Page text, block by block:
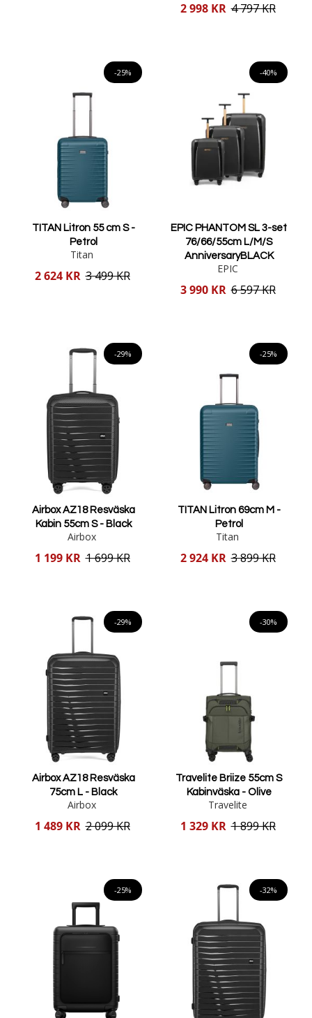
Reducerat
2 998 KR 4 797 KR
-25%
TITAN Litron 55 cm S -
Petrol
Titan
Reducerat
2 624 KR 3 499 KR
-40%
EPIC PHANTOM SL 3-set
76/66/55cm L/M/S
AnniversaryBLACK
EPIC
Reducerat
3 990 KR 6 597 KR
-29%
Airbox AZ18 Resväska
Kabin 55cm S - Black
Airbox
Reducerat
1 199 KR 1 699 KR
-25%
TITAN Litron 69cm M -
Petrol
Titan
Reducerat
2 924 KR 3 899 KR
-29%
Airbox AZ18 Resväska
75cm L - Black
Airbox
Reducerat
1 489 KR 2 099 KR
-30%
Travelite Briize 55cm S
Kabinväska - Olive
Travelite
Reducerat
1 329 KR 1 899 KR
-25% -32%